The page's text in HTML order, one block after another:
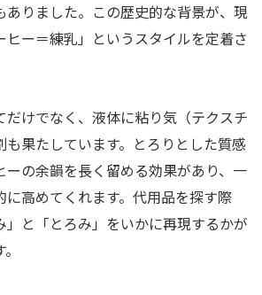
ありました。この歴史的な背景が、現
ー＝練乳」というスタイルを定着さ
だけでなく、液体に粘り気（テクスチ
も果たしています。とろりとした質感
ーの余韻を長く留める効果があり、一
に高めてくれます。代用品を探す際
」と「とろみ」をいかに再現するかが